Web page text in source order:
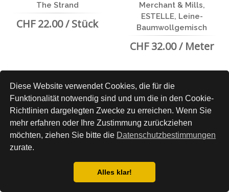
Datenschutzbestimmung
Diese Website verwendet Cookies, die für die
Funktionalität notwendig sind und um die in den Cookie-
Richtlinien dargelegten Zwecke zu erreichen. Wenn Sie
mehr erfahren oder Ihre Zustimmung zurückziehen
möchten, ziehen Sie bitte die Datenschutzbestimmungen
zurate.
Alles klar!
The Strand
CHF 22.00 / Stück
Merchant & Mills,
ESTELLE, Leine-
Baumwollgemisch
CHF 32.00 / Meter